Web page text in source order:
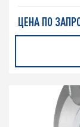
ЦЕНА ПО